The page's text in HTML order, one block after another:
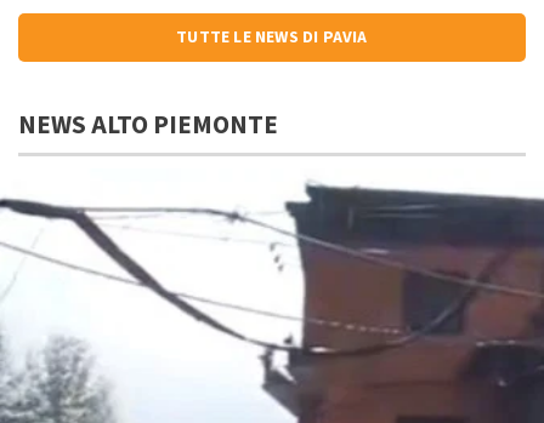
TUTTE LE NEWS DI PAVIA
NEWS ALTO PIEMONTE